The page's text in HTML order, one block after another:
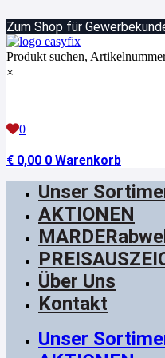
Inhalt
springen
Zum Shop für
Produkt suchen,
×
0
€ 0,00 0 Warenkorb
Unser
AKTIONEN
Über Uns
Kontakt
Unser